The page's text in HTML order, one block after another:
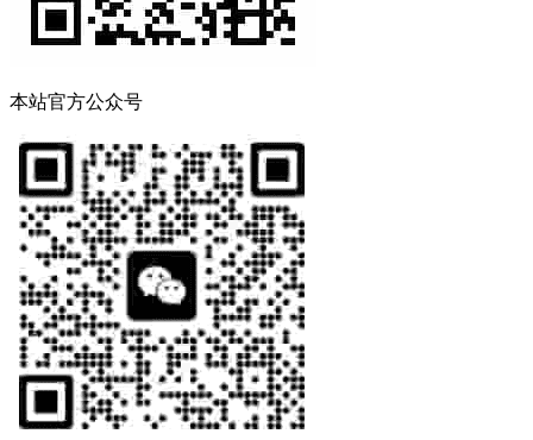
本站官方公众号